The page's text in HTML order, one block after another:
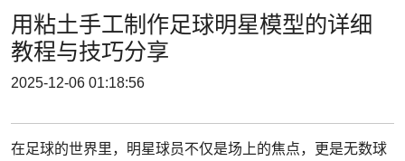
用粘土手工制作足球明星模型的详细
教程与技巧分享
2025-12-06 01:18:56
在足球的世界里，明星球员不仅是场上的焦点，更是无数球